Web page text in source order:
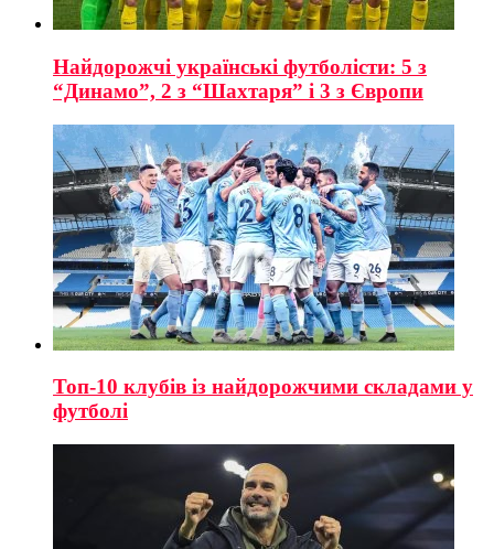
Найдорожчі українські футболісти: 5 з
“Динамо”, 2 з “Шахтаря” і 3 з Європи
Топ-10 клубів із найдорожчими складами у
футболі